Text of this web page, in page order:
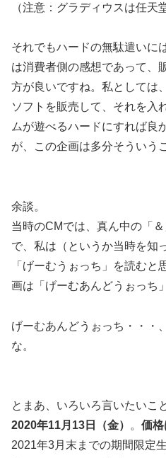
（注意：グラディウスは任天
それでもハードの無駄遣いに
は消費者側の感想であって、
方が良いですね。私としては
ソフトを販売して、それを入
ムが遊べるハードにすれば良
が、この企画は多分そういう
余談。
当時のCMでは、真ん中の「
で、私は（というか当時を知
「げーむうぉっち」を読む
画は「げーむあんどうぉっち
げーむあんどうぉっち・・・
な。
とまあ、いろいろ言いたいこ
2020年11月13日（金） 。 価
2021年3月末までの期間限定